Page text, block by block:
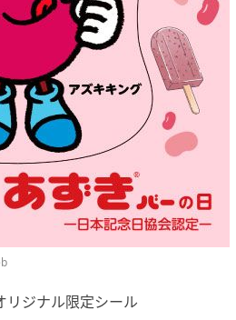
リジナル限定シール